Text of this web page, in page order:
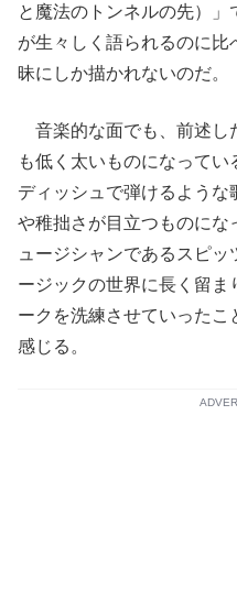
と魔法のトンネルの先）」
が生々しく語られるのに
昧にしか描かれないのだ。
音楽的な面でも、前述し
も低く太いものになって
ディッシュで弾けるような
や稚拙さが目立つものにな
ュージシャンであるスピッ
ージックの世界に長く留ま
ークを洗練させていったこ
感じる。